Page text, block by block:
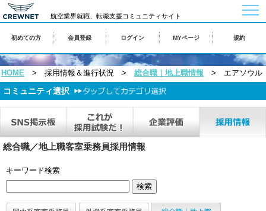
航空業界就職、転職支援コミュニティサイト
初めての方 会員登録 ログイン MYページ 規約
HOME > 採用情報＆進行状況 > 総合職｜地上職情報 > エアソウル
コミュニティ選択
総合職／地上職客室乗務員採用情報
キーワード検索